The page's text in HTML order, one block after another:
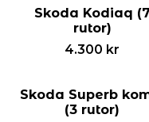
Skoda Kodiaq (7
rutor)
4.300 kr
Skoda Superb
(3 rutor)